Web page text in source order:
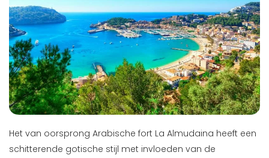
Het van oorsprong Arabische fort La Almudaina heeft een
schitterende gotische stijl met invloeden van de